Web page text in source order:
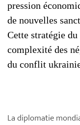
pression
de nouvelles
Cette stratégie
complexité des
du conflit
La diplomatie